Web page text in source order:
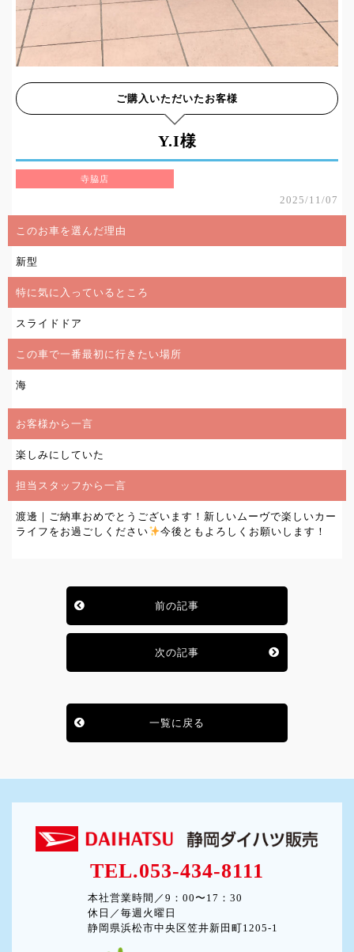
ご購入いただいたお客様
Y.I様
寺脇店
2025/11/07
このお車を選んだ理由
新型
特に気に入っているところ
スライドドア
この車で一番最初に行きたい場所
海
お客様から一言
楽しみにしていた
担当スタッフから一言
渡邊｜ご納車おめでとうございます！新しいムーヴで楽しいカー
ライフをお過ごしください
今後ともよろしくお願いします！
前の記事
次の記事
一覧に戻る
TEL.053-434-8111
本社営業時間／9：00〜17：30
休日／毎週火曜日
静岡県浜松市中央区笠井新田町1205-1